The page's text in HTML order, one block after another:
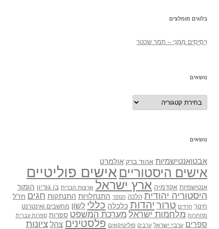
בלוגים מומלצים
רְסִיסִים מִמֶנִי – תמר שכטר
נושאים
נושאים
נושאים
אבטואנטישמיות אהוד ברק אולמרט
אישים היסטוריים אישים פוליטיים
אנטישמיות אקדמיה ארץ ישראל ארצות הברית בן גוריון הומור
היסטוריה יהודית הלכה הספר התנחלויות התנתקות חגים חז"ל
חינוך חרדים טרור יהדות כלכלה כללי לשון מחשבים ואינטרנט
מחתרות מלחמות ישראל מערכת המשפט ספרות ספרות עברית
ספרים ערביי ישראל ערבים פוליטיקאים פלסטינים צהל ציונות